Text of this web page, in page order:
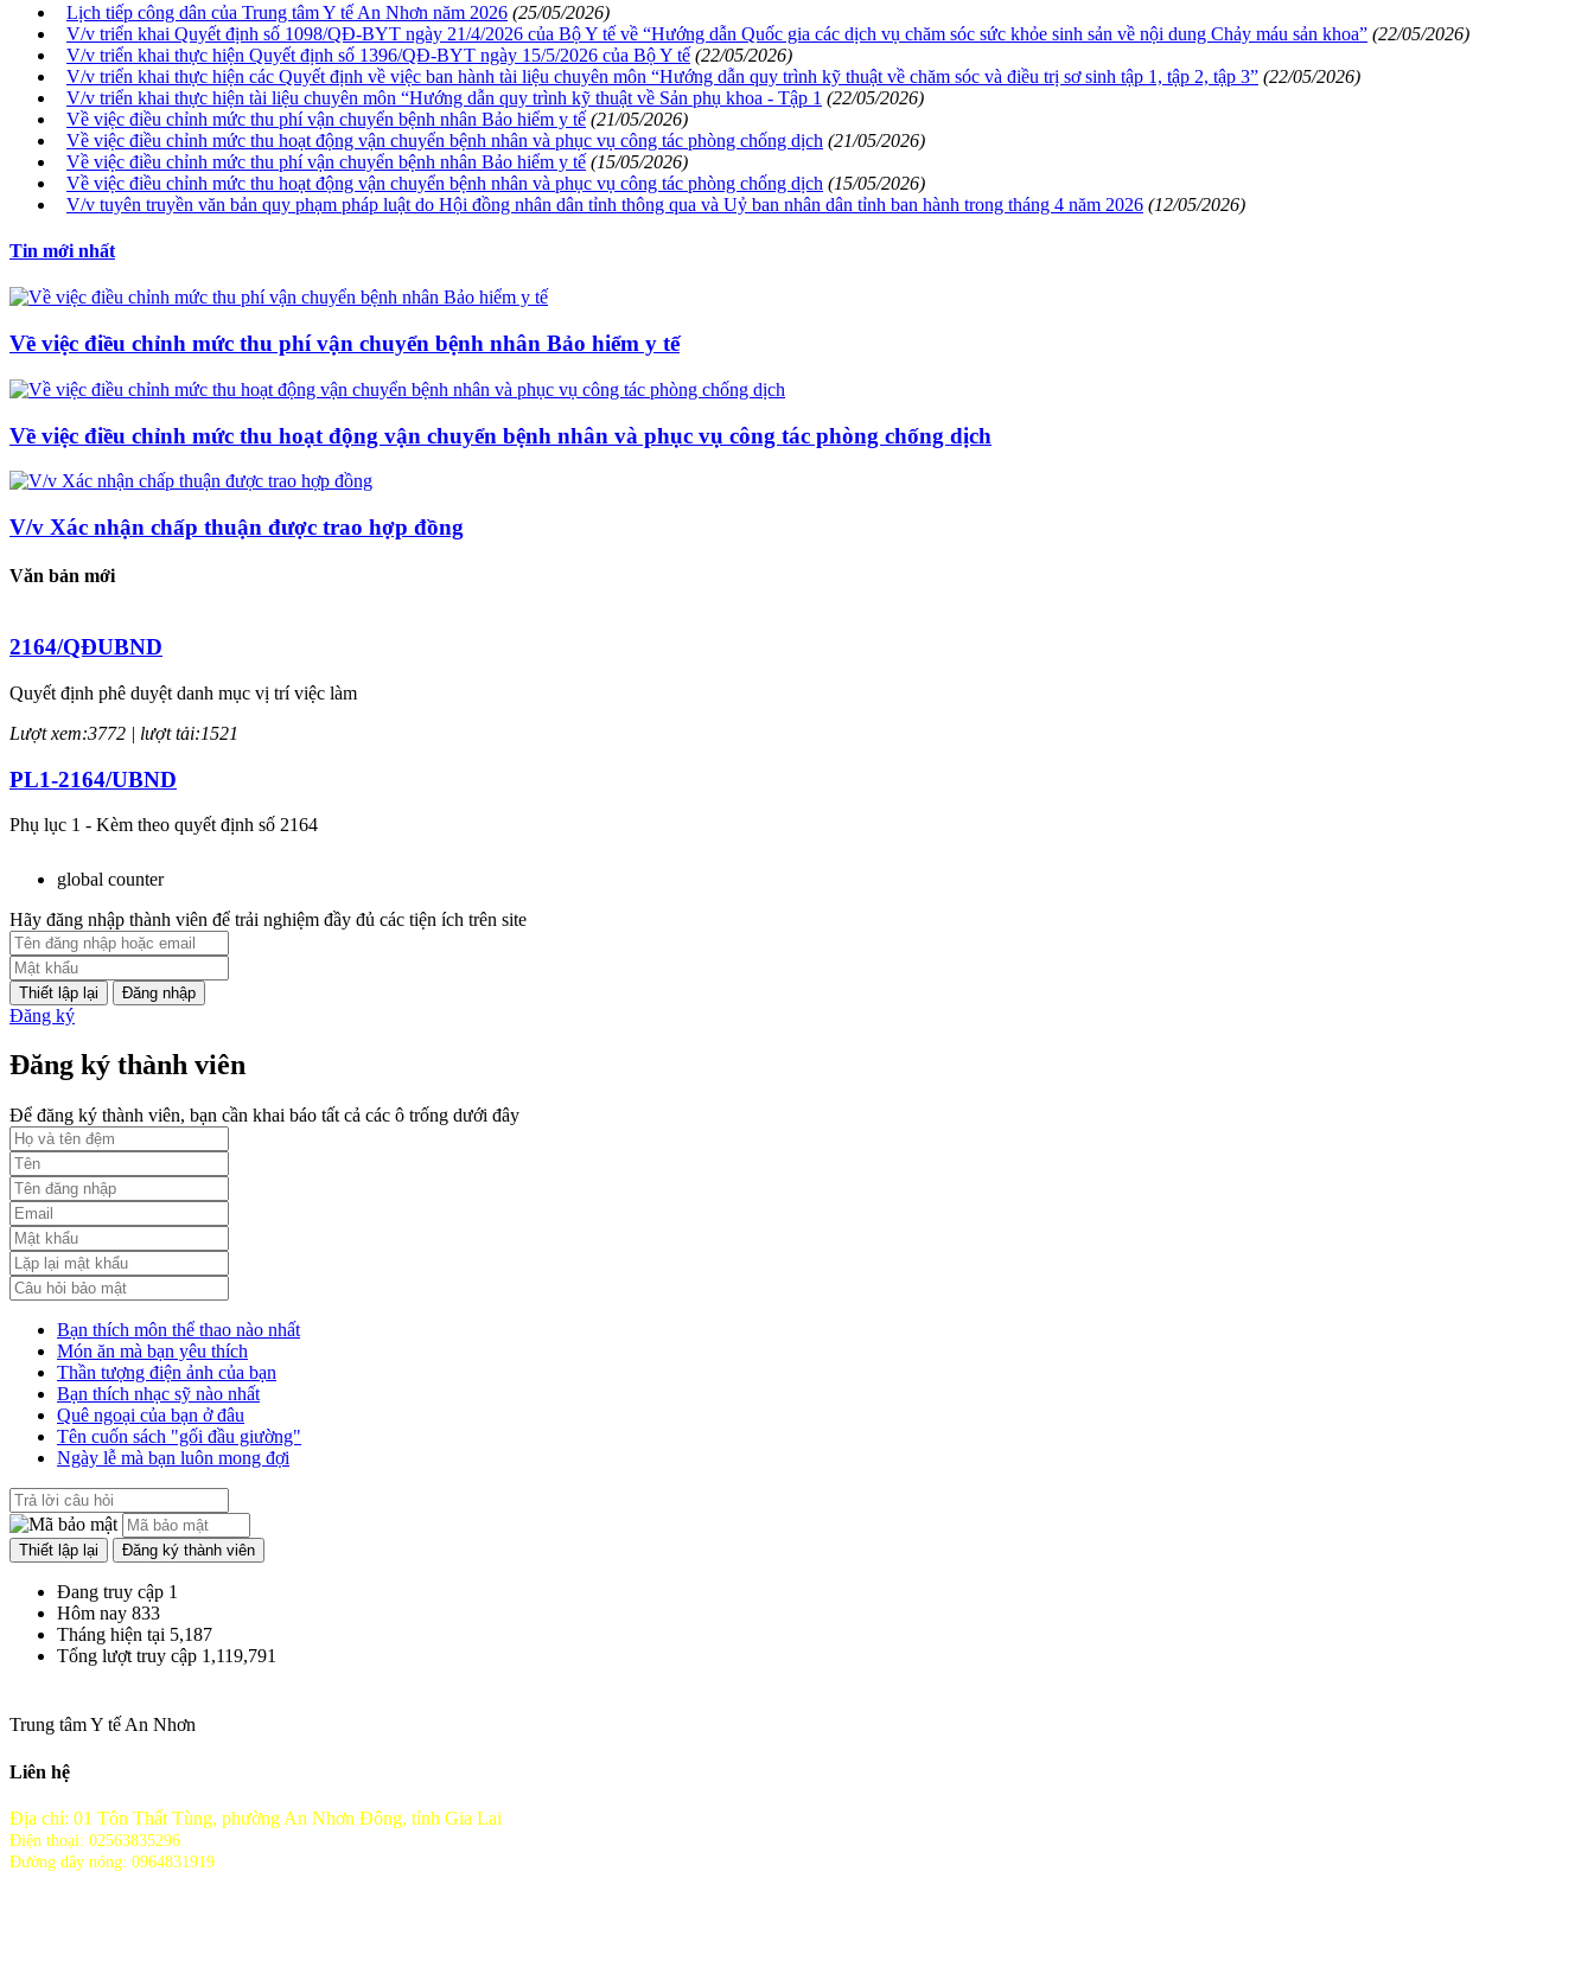
Lịch tiếp công dân của Trung tâm Y tế An Nhơn năm 2026 (25/05/2026)
V/v triển khai Quyết định số 1098/QĐ-BYT ngày 21/4/2026 của Bộ Y tế về “Hướng dẫn Quốc gia các dịch vụ chăm sóc sức khỏe sinh sản về nội dung Chảy máu sản khoa” (22/05/2026)
V/v triển khai thực hiện Quyết định số 1396/QĐ-BYT ngày 15/5/2026 của Bộ Y tế (22/05/2026)
V/v triển khai thực hiện các Quyết định về việc ban hành tài liệu chuyên môn “Hướng dẫn quy trình kỹ thuật về chăm sóc và điều trị sơ sinh tập 1, tập 2, tập 3” (22/05/2026)
V/v triển khai thực hiện tài liệu chuyên môn “Hướng dẫn quy trình kỹ thuật về Sản phụ khoa - Tập 1 (22/05/2026)
Về việc điều chỉnh mức thu phí vận chuyển bệnh nhân Bảo hiểm y tế (21/05/2026)
Về việc điều chỉnh mức thu hoạt động vận chuyển bệnh nhân và phục vụ công tác phòng chống dịch (21/05/2026)
Về việc điều chỉnh mức thu phí vận chuyển bệnh nhân Bảo hiểm y tế (15/05/2026)
Về việc điều chỉnh mức thu hoạt động vận chuyển bệnh nhân và phục vụ công tác phòng chống dịch (15/05/2026)
V/v tuyên truyền văn bản quy phạm pháp luật do Hội đồng nhân dân tỉnh thông qua và Uỷ ban nhân dân tỉnh ban hành trong tháng 4 năm 2026 (12/05/2026)
Tin mới nhất
Về việc điều chỉnh mức thu phí vận chuyển bệnh nhân Bảo hiểm y tế
Về việc điều chỉnh mức thu hoạt động vận chuyển bệnh nhân và phục vụ công tác phòng chống dịch
V/v Xác nhận chấp thuận được trao hợp đồng
Văn bản mới
2164/QĐUBND
Quyết định phê duyệt danh mục vị trí việc làm
Lượt xem:3772 | lượt tải:1521
PL1-2164/UBND
Phụ lục 1 - Kèm theo quyết định số 2164
PL2-2164/UBND
Phụ lục 2 - Kèm theo quyết định số 2164
Lượt xem:1998 | lượt tải:1060
Lượt xem:2010 | lượt tải:1158
52/2019/QH14
Luật sửa đổi, bổ sung một số điều của luật cán bộ, công chức. luật công chức
Lượt xem:1784 | lượt tải:546
global counter
Hãy đăng nhập thành viên để trải nghiệm đầy đủ các tiện ích trên site
Đăng nhập
Đăng ký
Đăng ký thành viên
Để đăng ký thành viên, bạn cần khai báo tất cả các ô trống dưới đây
Bạn thích môn thể thao nào nhất
Món ăn mà bạn yêu thích
Thần tượng điện ảnh của bạn
Bạn thích nhạc sỹ nào nhất
Quê ngoại của bạn ở đâu
Tên cuốn sách "gối đầu giường"
Ngày lễ mà bạn luôn mong đợi
Đang truy cập 1
Hôm nay 833
Tháng hiện tại 5,187
Tổng lượt truy cập 1,119,791
Trung tâm Y tế An Nhơn
Liên hệ
Địa chỉ: 01 Tôn Thất Tùng, phường An Nhơn Đông, tỉnh Gia Lai
Điện thoại: 02563835296
Đường dây nóng: 0964831919